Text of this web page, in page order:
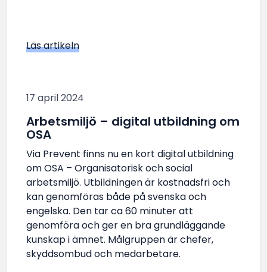
Läs artikeln
17 april 2024
Arbetsmiljö – digital utbildning om
OSA
Via Prevent finns nu en kort digital utbildning
om OSA – Organisatorisk och social
arbetsmiljö. Utbildningen är kostnadsfri och
kan genomföras både på svenska och
engelska. Den tar ca 60 minuter att
genomföra och ger en bra grundläggande
kunskap i ämnet. Målgruppen är chefer,
skyddsombud och medarbetare.